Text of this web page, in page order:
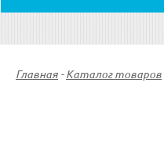
Главная - Каталог товаров